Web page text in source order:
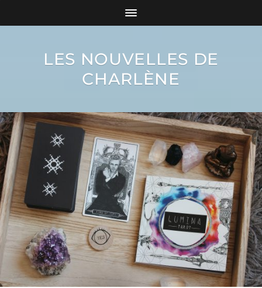
LES NOUVELLES DE
CHARLÈNE